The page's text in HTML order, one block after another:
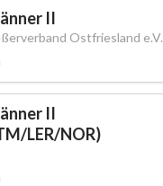
II
Ostfriesland e.V.
II
LER/NOR)